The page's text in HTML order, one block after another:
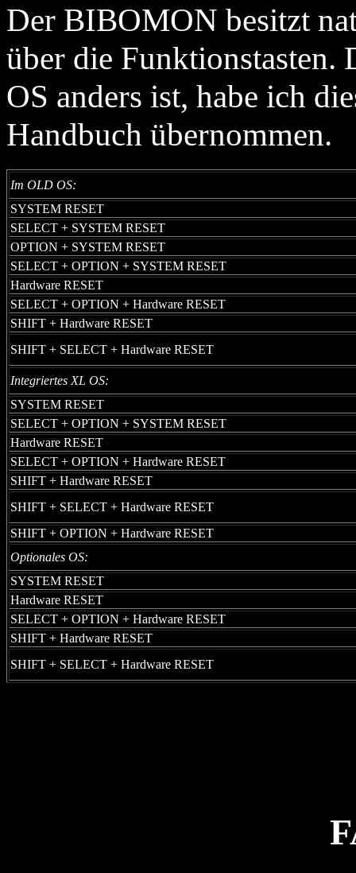
Der BIBOMON besitzt
über die Funktionstasten.
OS anders ist, habe ich
Handbuch übernommen.
Im OLD OS:
SYSTEM RESET
SELECT + SYSTEM RESET
OPTION + SYSTEM RESET
SELECT + OPTION + SYSTEM RESET
Hardware RESET
SELECT + OPTION + Hardware RESET
SHIFT + Hardware RESET
SHIFT + SELECT + Hardware RESET
Integriertes XL OS:
SYSTEM RESET
SELECT + OPTION + SYSTEM RESET
Hardware RESET
SELECT + OPTION + Hardware RESET
SHIFT + Hardware RESET
SHIFT + SELECT + Hardware RESET
SHIFT + OPTION + Hardware RESET
Optionales OS:
SYSTEM RESET
Hardware RESET
SELECT + OPTION + Hardware RESET
SHIFT + Hardware RESET
SHIFT + SELECT + Hardware RESET